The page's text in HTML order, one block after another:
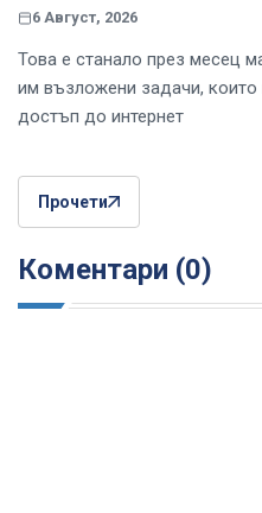
6 Август, 2026
Това е станало през месец
им възложени задачи,
достъп до интернет
Прочети
Коментари (0)